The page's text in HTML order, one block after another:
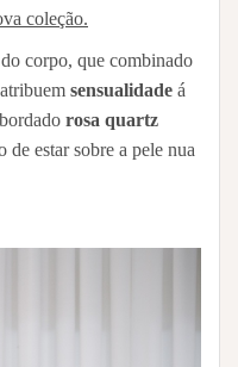
coleção.
corpo, que combinado
sensualidade á
rosa quartz
de estar sobre a pele nua